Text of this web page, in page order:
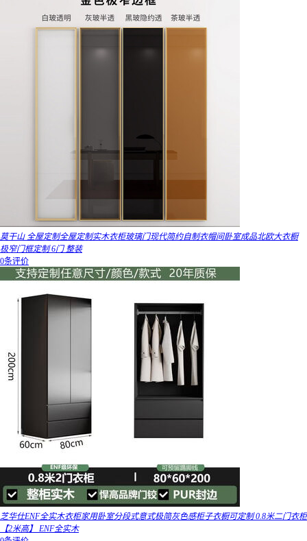
莫干山 全屋定制全屋定制实木衣柜玻璃门现代简约自制衣帽间卧室成品北欧大衣橱
极窄门框定制 6门 整装
0条评价
芝华仕ENF全实木衣柜家用卧室分段式意式极简灰色感柜子衣橱可定制 0.8米二门衣柜
【2米高】 ENF全实木